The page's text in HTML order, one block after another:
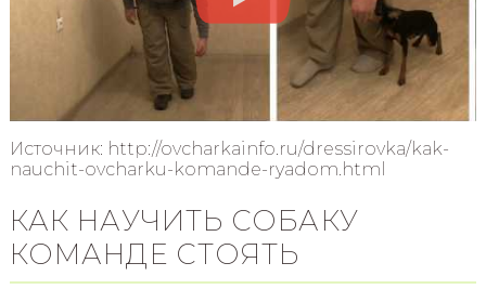
Источник: http://ovcharkainfo.ru/dressirovka/kak-
nauchit-ovcharku-komande-ryadom.html
КАК НАУЧИТЬ СОБАКУ
КОМАНДЕ СТОЯТЬ